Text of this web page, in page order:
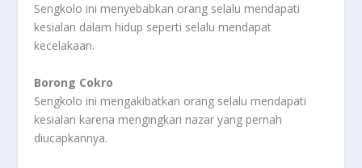
Sengkolo ini menyebabkan orang selalu mendapati
kesialan dalam hidup seperti selalu mendapat
kecelakaan.
Borong Cokro
Sengkolo ini mengakibatkan orang selalu mendapati
kesialan karena mengingkari nazar yang pernah
diucapkannya.